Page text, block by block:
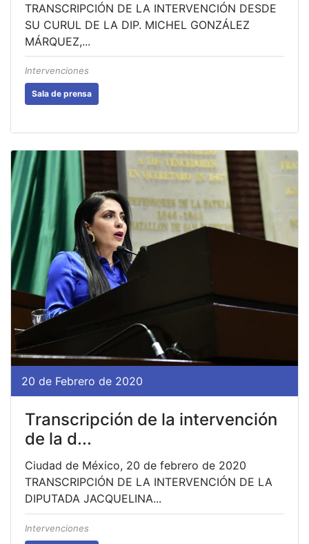
TRANSCRIPCIÓN DE LA INTERVENCIÓN DESDE
SU CURUL DE LA DIP. MICHEL GONZÁLEZ
MÁRQUEZ,...
Intervenciones
Sala de prensa
20 de Febrero de 2020
Transcripción de la intervención
de la d...
Ciudad de México, 20 de febrero de 2020
TRANSCRIPCIÓN DE LA INTERVENCIÓN DE LA
DIPUTADA JACQUELINA...
Intervenciones